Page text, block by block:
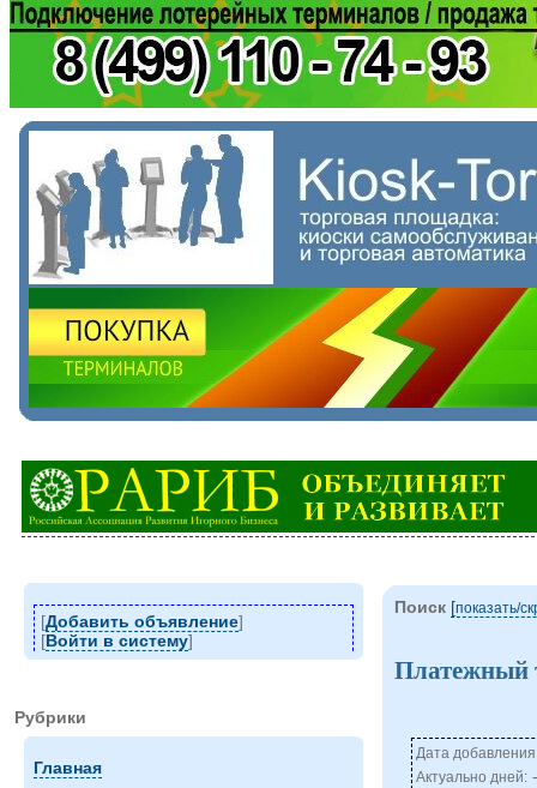
[Добавить объявление]
[Войти в систему]
Рубрики
Главная
Поиск [показать/
Платежный
Дата
Актуально дней:-